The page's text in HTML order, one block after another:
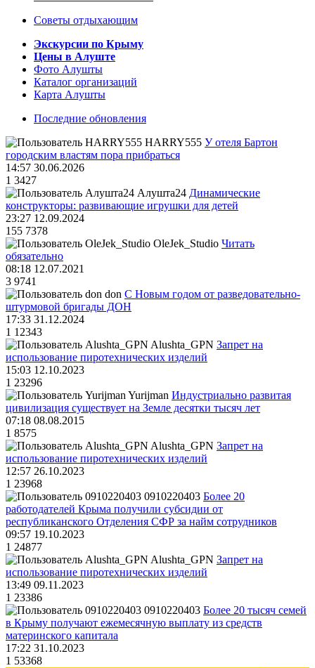
Советы отдыхающим
Экскурсии по Крыму
Цены в Алуште
Фото Алушты
Каталог организаций
Карта Алушты
Последние обновления
HARRY555 У отеля Бартон
городским властям пора прибраться
14:57 30.06.2026
1 3427
Алушта24 Динамические
конструкторы: развивающие игрушки для детей
23:27 12.09.2024
155 7378
OleJek_Studio Читать
обязательно
08:18 12.07.2021
3 9741
don С Новым годом от разведовательно-
штурмовой бригады ДОН
17:33 31.12.2024
1 12343
Alushta_GPN Запрет на
использование пиротехнических изделий
15:03 12.10.2023
1 23296
Yurijman Индустриально развитая
цивилизация существует на Земле десятки тысяч лет
07:18 08.08.2015
1 8575
Alushta_GPN Запрет на
использование пиротехнических изделий
12:57 26.10.2023
1 23968
0910220403 Более 20
работодателей Крыма получили субсидии от
республиканского Отделения СФР за найм сотрудников
09:57 19.10.2023
1 24877
Alushta_GPN Запрет на
использование пиротехнических изделий
13:49 09.11.2023
1 23386
0910220403 Более 20 тысяч семей
в Крыму получают ежемесячную выплату из средств
материнского капитала
17:22 31.10.2023
1 53368